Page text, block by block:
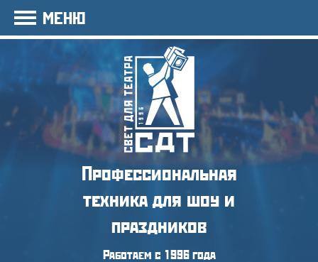
Профессиональная
техника для шоу и
праздников
Работаем с 1996 года
МЕНЮ